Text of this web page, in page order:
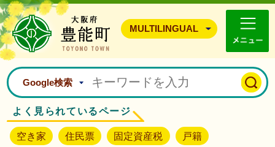
豊能町ホームページ
MULTILINGUAL
Google検索
よく見られているページ
空き家 住民票 固定資産税 戸籍